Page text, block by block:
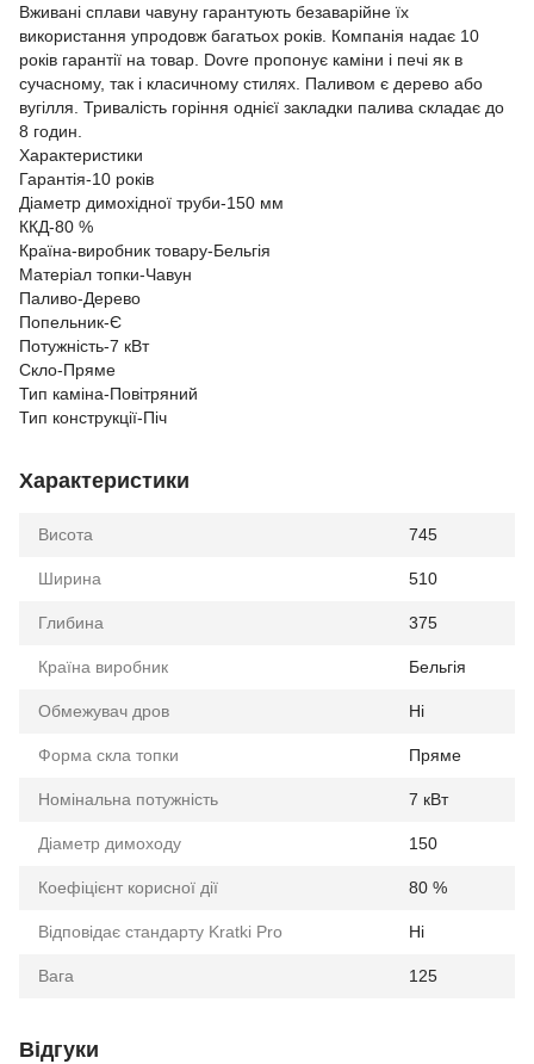
Вживані сплави чавуну гарантують безаварійне їх
використання упродовж багатьох років. Компанія надає 10
років гарантії на товар. Dovre пропонує каміни і печі як в
сучасному, так і класичному стилях. Паливом є дерево або
вугілля. Тривалість горіння однієї закладки палива складає до
8 годин.
Характеристики
Гарантія-10 років
Діаметр димохідної труби-150 мм
ККД-80 %
Країна-виробник товару-Бельгія
Матеріал топки-Чавун
Паливо-Дерево
Попельник-Є
Потужність-7 кВт
Скло-Пряме
Тип каміна-Повітряний
Тип конструкції-Піч
Характеристики
Висота 745
Ширина 510
Глибина 375
Країна виробник Бельгія
Обмежувач дров Ні
Форма скла топки Пряме
Номінальна потужність 7 кВт
Діаметр димоходу 150
Коефіцієнт корисної дії 80 %
Відповідає стандарту Kratki Pro Ні
Вага 125
Відгуки